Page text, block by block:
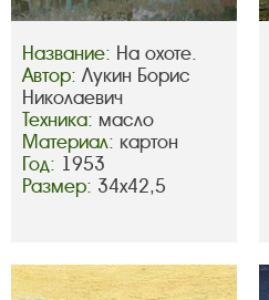
Название: На охоте.
Автор: Лукин Борис
Николаевич
Техника: масло
Материал: картон
Год: 1953
Размер: 34х42,5